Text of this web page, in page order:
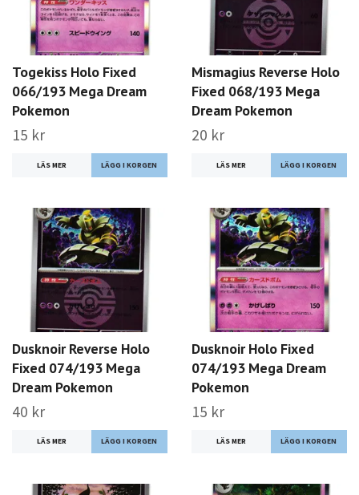
Togekiss Holo Fixed
066/193 Mega Dream
Pokemon
15 kr
LÄS MER
Mismagius Reverse Holo
Fixed 068/193 Mega
Dream Pokemon
20 kr
LÄS MER
Dusknoir Reverse Holo
Fixed 074/193 Mega
Dream Pokemon
40 kr
LÄS MER
Dusknoir Holo Fixed
074/193 Mega Dream
Pokemon
15 kr
LÄS MER